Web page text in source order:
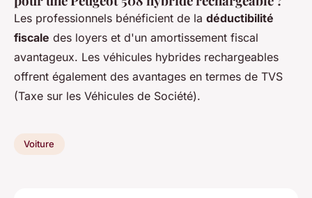
Les professionnels bénéficient de la déductibilité
fiscale des loyers et d'un amortissement fiscal
avantageux. Les véhicules hybrides rechargeables
offrent également des avantages en termes de TVS
(Taxe sur les Véhicules de Société).
Voiture